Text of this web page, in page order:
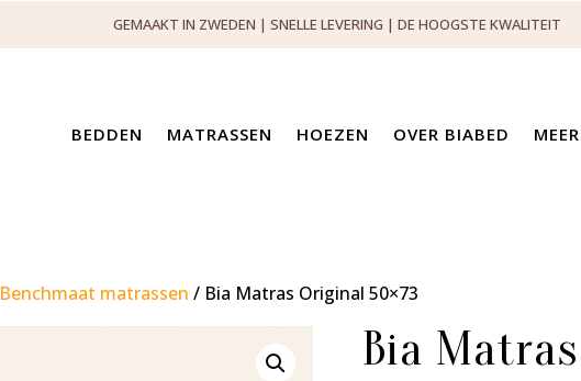
GEMAAKT IN ZWEDEN | SNELLE LEVERING | DE HOOGSTE KWALITEIT
BEDDEN MATRASSEN HOEZEN OVER BIABED MEER
Benchmaat matrassen / Bia Matras Original 50×73
Bia